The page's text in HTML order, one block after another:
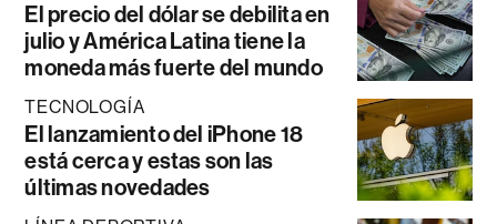
El precio del dólar se debilita en
julio y América Latina tiene la
moneda más fuerte del mundo
TECNOLOGÍA
El lanzamiento del iPhone 18
está cerca y estas son las
últimas novedades